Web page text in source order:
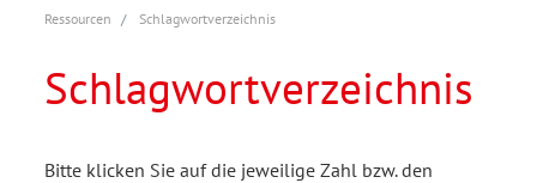
Ressourcen Schlagwortverzeichnis
Schlagwortverzeichnis
Bitte klicken Sie auf die jeweilige Zahl bzw. den